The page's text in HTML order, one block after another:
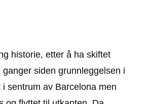
historie, etter å ha skiftet
siden grunnleggelsen i
sentrum av Barcelona men